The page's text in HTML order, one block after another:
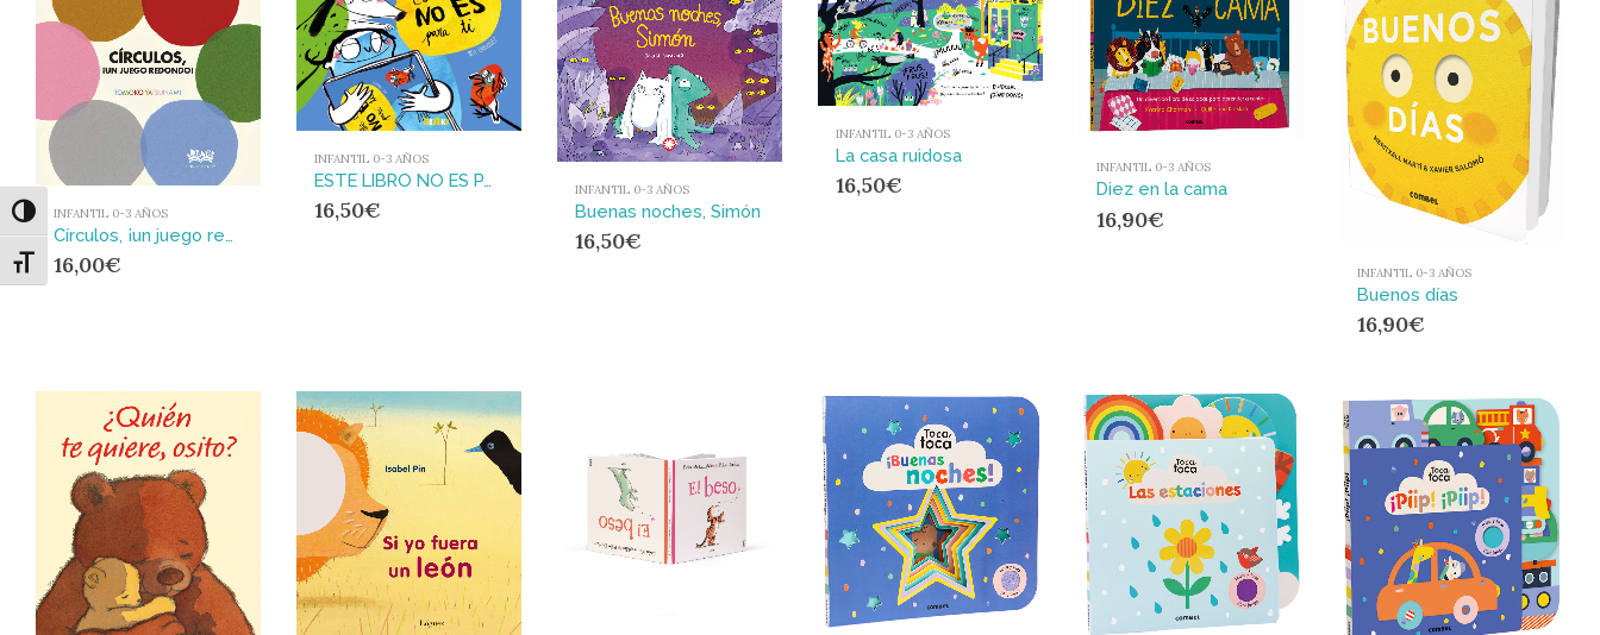
Alternar alto contraste
Alternar tamaño de letra
INFANTIL 0-3 AÑOS
Círculos, ¡un juego redondo! : YA
16,00€
INFANTIL 0-3 AÑOS
ESTE LIBRO NO ES PARA TI
16,50€
INFANTIL 0-3 AÑOS
Buenas noches, Simón
16,50€
INFANTIL 0-3 AÑOS
La casa ruidosa
16,50€
INFANTIL 0-3 AÑOS
Diez en la cama
16,90€
INFANTIL 0-3 AÑOS
Buenos días
16,90€